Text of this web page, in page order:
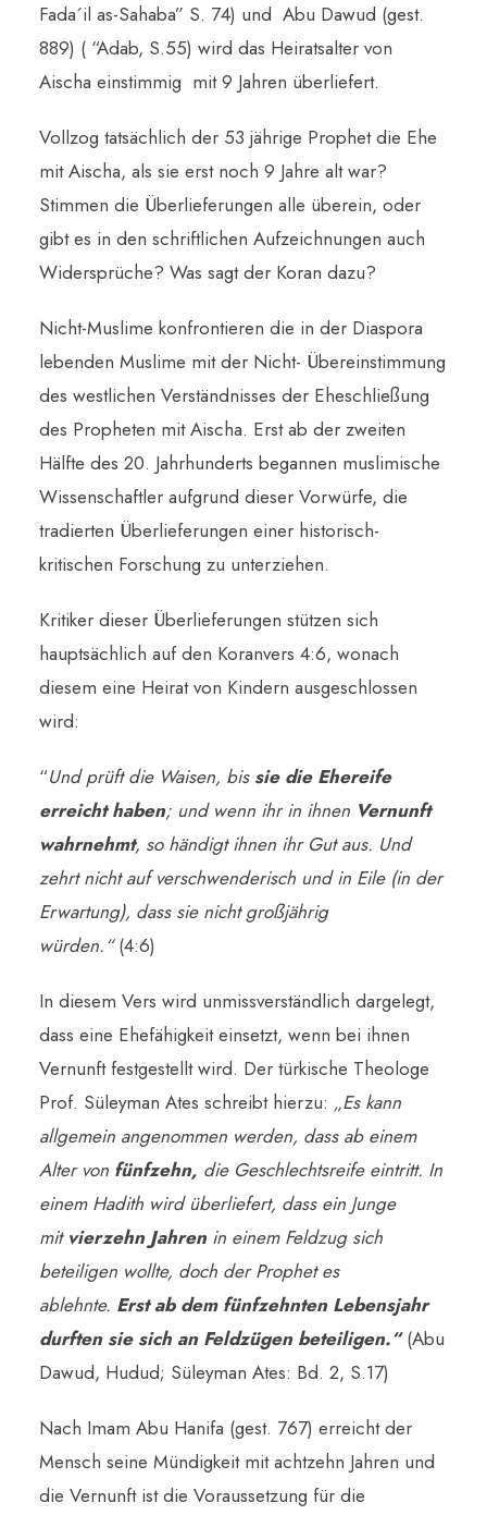
Fada´il as-Sahaba” S. 74) und Abu Dawud (gest.
889) ( “Adab, S.55) wird das Heiratsalter von
Aischa einstimmig mit 9 Jahren überliefert.
Vollzog tatsächlich der 53 jährige Prophet die Ehe
mit Aischa, als sie erst noch 9 Jahre alt war?
Stimmen die Überlieferungen alle überein, oder
gibt es in den schriftlichen Aufzeichnungen auch
Widersprüche? Was sagt der Koran dazu?
Nicht-Muslime konfrontieren die in der Diaspora
lebenden Muslime mit der Nicht- Übereinstimmung
des westlichen Verständnisses der Eheschließung
des Propheten mit Aischa. Erst ab der zweiten
Hälfte des 20. Jahrhunderts begannen muslimische
Wissenschaftler aufgrund dieser Vorwürfe, die
tradierten Überlieferungen einer historisch-
kritischen Forschung zu unterziehen.
Kritiker dieser Überlieferungen stützen sich
hauptsächlich auf den Koranvers 4:6, wonach
diesem eine Heirat von Kindern ausgeschlossen
wird:
“Und prüft die Waisen, bis sie die Ehereife
erreicht haben; und wenn ihr in ihnen Vernunft
wahrnehmt, so händigt ihnen ihr Gut aus. Und
zehrt nicht auf verschwenderisch und in Eile (in der
Erwartung), dass sie nicht großjährig
würden.“(4:6)
In diesem Vers wird unmissverständlich dargelegt,
dass eine Ehefähigkeit einsetzt, wenn bei ihnen
Vernunft festgestellt wird. Der türkische Theologe
Prof. Süleyman Ates schreibt hierzu: „Es kann
allgemein angenommen werden, dass ab einem
Alter von fünfzehn, die Geschlechtsreife eintritt. In
einem Hadith wird überliefert, dass ein Junge
mit vierzehn Jahrenin einem Feldzug sich
beteiligen wollte, doch der Prophet es
ablehnte. Erst ab dem fünfzehnten Lebensjahr
durften sie sich an Feldzügen beteiligen.“(Abu
Dawud, Hudud; Süleyman Ates: Bd. 2, S.17)
Nach Imam Abu Hanifa (gest. 767) erreicht der
Mensch seine Mündigkeit mit achtzehn Jahren und
die Vernunft ist die Voraussetzung für die